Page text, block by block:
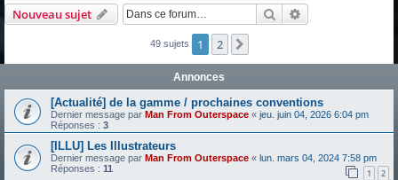
Nouveau sujet Rechercher
49 sujets 1 2
Annonces
[Actualité] de la gamme / prochaines conventions
Dernier message par Man From Outerspace « jeu. juin 04, 2026 6:04 pm
Réponses : 3
[ILLU] Les Illustrateurs
Dernier message par Man From Outerspace « lun. mars 04, 2024 7:58 pm
Réponses : 11 1 2